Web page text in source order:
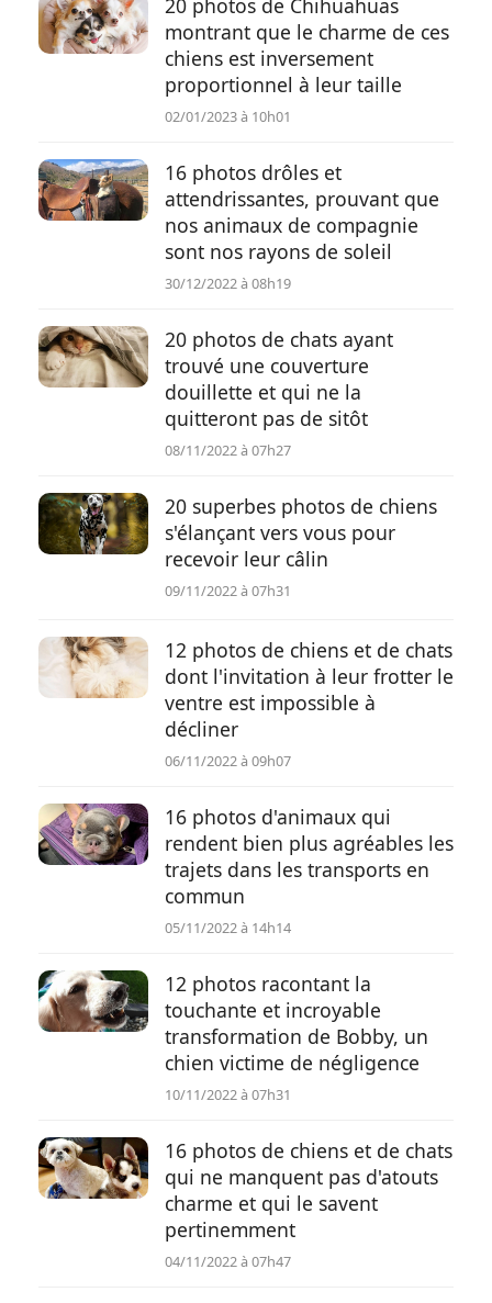
20 photos de Chihuahuas
montrant que le charme de ces
chiens est inversement
proportionnel à leur taille
02/01/2023 à 10h01
16 photos drôles et
attendrissantes, prouvant que
nos animaux de compagnie
sont nos rayons de soleil
30/12/2022 à 08h19
20 photos de chats ayant
trouvé une couverture
douillette et qui ne la
quitteront pas de sitôt
08/11/2022 à 07h27
20 superbes photos de chiens
s'élançant vers vous pour
recevoir leur câlin
09/11/2022 à 07h31
12 photos de chiens et de chats
dont l'invitation à leur frotter le
ventre est impossible à
décliner
06/11/2022 à 09h07
16 photos d'animaux qui
rendent bien plus agréables les
trajets dans les transports en
commun
05/11/2022 à 14h14
12 photos racontant la
touchante et incroyable
transformation de Bobby, un
chien victime de négligence
10/11/2022 à 07h31
16 photos de chiens et de chats
qui ne manquent pas d'atouts
charme et qui le savent
pertinemment
04/11/2022 à 07h47